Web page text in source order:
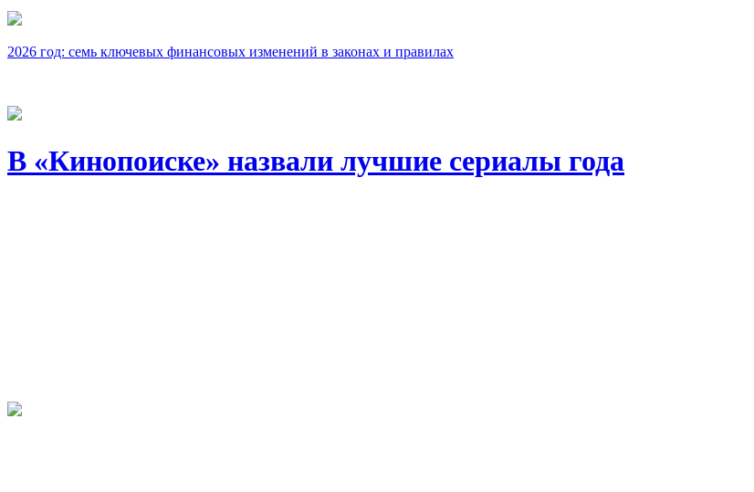
2026 год: семь ключевых финансовых изменений в законах и правилах
В «Кинопоиске» назвали лучшие сериалы года